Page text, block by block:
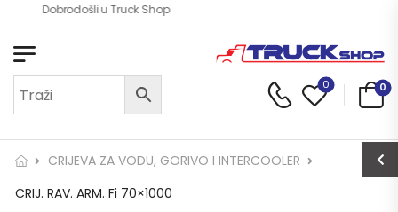
Dobrodošli u Truck Shop
0 0
CRIJEVA ZA VODU, GORIVO I INTERCOOLER
CRIJ. RAV. ARM. Fi 70×1000